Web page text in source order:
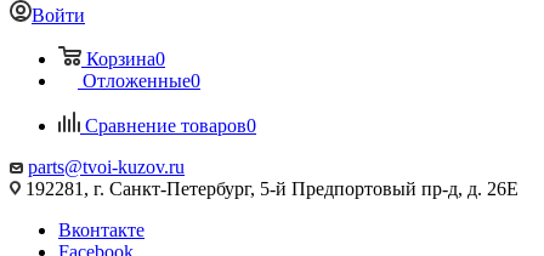
Войти
Корзина0
Отложенные0
Сравнение товаров0
parts@tvoi-kuzov.ru
192281, г. Санкт-Петербург, 5-й Предпортовый пр-д, д. 26Е
Вконтакте
Facebook